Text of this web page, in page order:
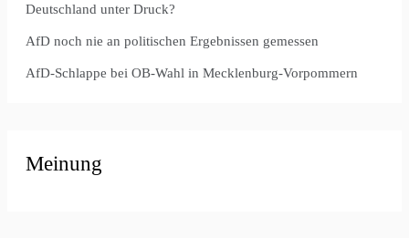
Deutschland unter Druck?
AfD noch nie an politischen Ergebnissen gemessen
AfD-Schlappe bei OB-Wahl in Mecklenburg-Vorpommern
Meinung